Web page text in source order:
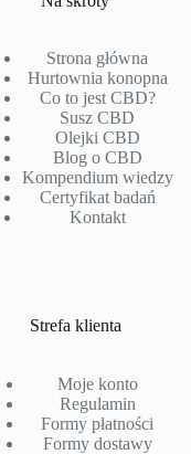
Strona główna
Hurtownia konopna
Co to jest CBD?
Susz CBD
Olejki CBD
Blog o CBD
Kompendium wiedzy
Certyfikat badań
Kontakt
Strefa klienta
Moje konto
Regulamin
Formy płatności
Formy dostawy